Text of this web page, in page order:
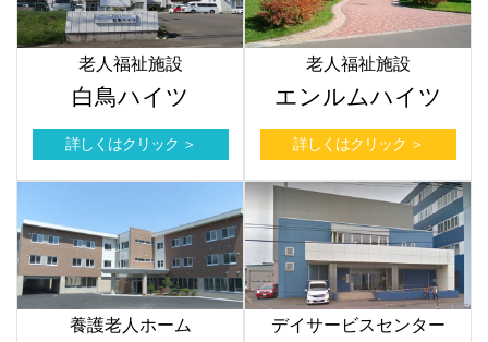
老人福祉施設
白鳥ハイツ
詳しくはクリック ＞
老人福祉施設
エンルムハイツ
詳しくはクリック ＞
養護老人ホーム デイサービスセンター